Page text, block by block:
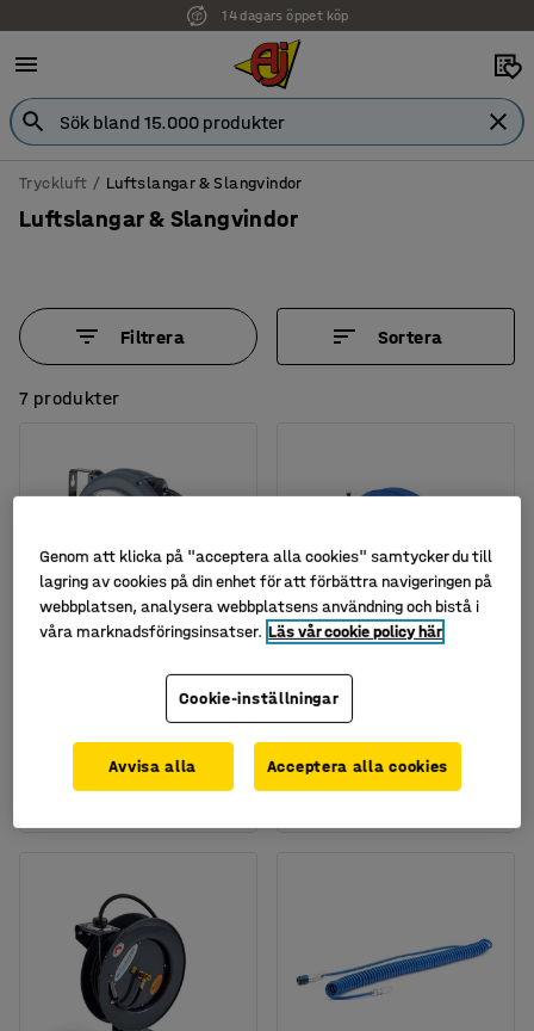
Faktura för företag
Tryckluft Luftslangar & Slangvindor
Luftslangar & Slangvindor
Filtrera Sortera
7 produkter
Kapslad slangvinda för
Art. nr:40200
895 kr KÖP
Kapslad slangvinda för
tryckluft, 15 m
Art. nr:40204
2 495 kr KÖP
Genom att klicka på "acceptera alla cookies" samtycker du till
lagring av cookies på din enhet för att förbättra navigeringen på
webbplatsen, analysera webbplatsens användning och bistå i
våra marknadsföringsinsatser. Läs vår cookie policy här
Cookie-inställningar
Avvisa alla Acceptera alla cookies